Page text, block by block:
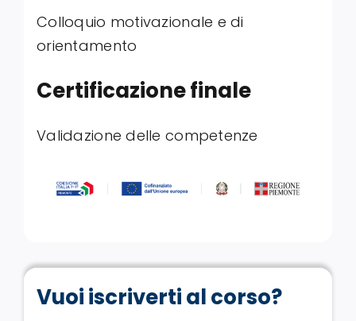
Colloquio motivazionale e di
orientamento
Certificazione finale
Validazione delle competenze
Vuoi iscriverti al corso?